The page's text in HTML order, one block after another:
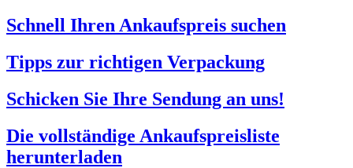
Schnell Ihren Ankaufspreis suchen
Tipps zur richtigen Verpackung
Schicken Sie Ihre Sendung an uns!
Die vollständige Ankaufspreisliste
herunterladen